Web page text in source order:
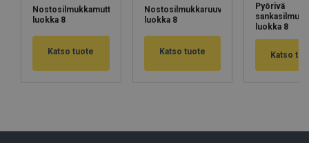
Nostosilmukkamutteri,
luokka 8
Katso tuote
Nostosilmukkaruuvi,
luokka 8
Katso tuote
Pyörivä
luokka 8
Katso